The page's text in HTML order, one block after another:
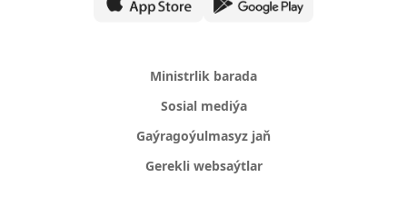
Ministrlik barada
Sosial mediýa
Gaýragoýulmasyz jaň
Gerekli websaýtlar